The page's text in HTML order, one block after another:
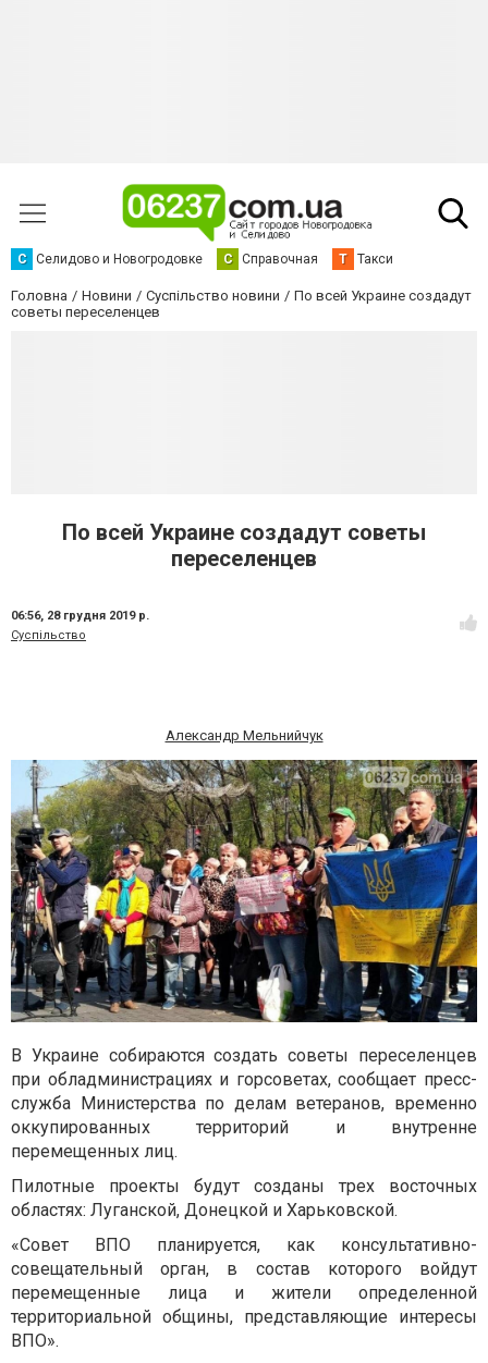
С Селидово и Новогродовке С Справочная Т Такси
Головна Новини Суспільство новини
По всей Украине создадут
советы переселенцев
По всей Украине создадут советы
переселенцев
06:56, 28 грудня 2019 р.
Суспільство
Александр Мельнийчук
В Украине собираются создать советы переселенцев
при обладминистрациях и горсоветах, сообщает пресс-
служба Министерства по делам ветеранов, временно
оккупированных территорий и внутренне
перемещенных лиц.
Пилотные проекты будут созданы трех восточных
областях: Луганской, Донецкой и Харьковской.
«Совет ВПО планируется, как консультативно-
совещательный орган, в состав которого войдут
перемещенные лица и жители определенной
территориальной общины, представляющие интересы
ВПО».